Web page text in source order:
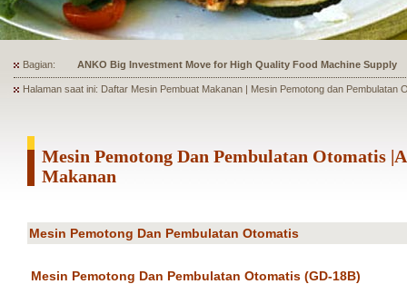
Bagian: ANKO's Food Processing Equipment Assists a Shoe Seller to Start
Halaman saat ini: Daftar Mesin Pembuat Makanan | Mesin Pemotong dan Pembulatan
Mesin Pemotong Dan Pembulatan Otomatis
Makanan
Mesin Pemotong Dan Pembulatan Otomatis
Mesin Pemotong Dan Pembulatan Otomatis (GD-18B)